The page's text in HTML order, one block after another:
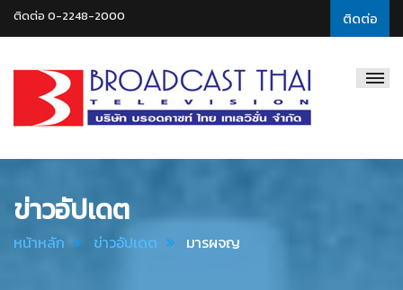
ติดต่อ
ติดต่อ 0-2248-2000
Thai
ข่าวอัปเดต
หน้าหลัก ข่าวอัปเดต มารผจญ